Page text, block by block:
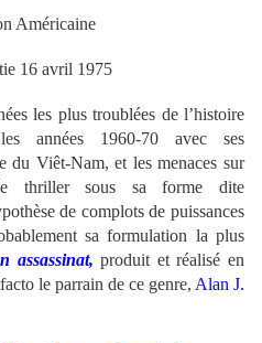
Américaine
16 avril 1975
les plus troublées de l’histoire
les années 1960-70 avec ses
du Viêt-Nam, et les menaces sur
thriller sous sa forme dite
de complots de puissances
sa formulation la plus
assassinat, produit et réalisé en
le parrain de ce genre, Alan J.